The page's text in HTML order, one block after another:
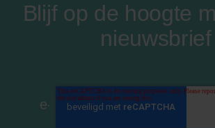
Blijf op de hoogte
nieuwsbrief